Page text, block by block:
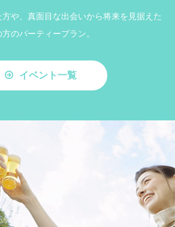
や、真面目な出会いから将来を見据えた
のパーティープラン。
イベント一覧